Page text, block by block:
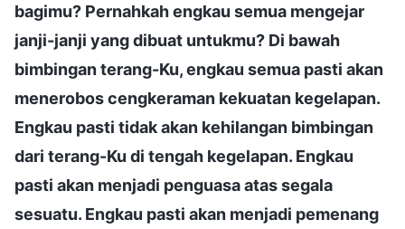
bagimu? Pernahkah engkau semua mengejar
janji-janji yang dibuat untukmu? Di bawah
bimbingan terang-Ku, engkau semua pasti akan
menerobos cengkeraman kekuatan kegelapan.
Engkau pasti tidak akan kehilangan bimbingan
dari terang-Ku di tengah kegelapan. Engkau
pasti akan menjadi penguasa atas segala
sesuatu. Engkau pasti akan menjadi pemenang